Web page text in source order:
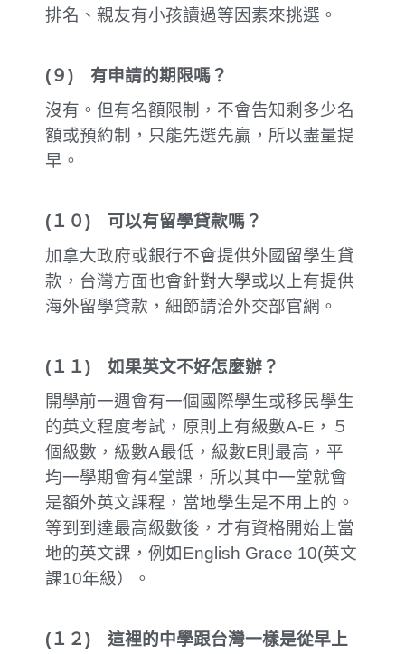
排名、親友有小孩讀過等因素來挑選。
(９) 有申請的期限嗎？
沒有。但有名額限制，不會告知剩多少名
額或預約制，只能先選先贏，所以盡量提
早。
(１０) 可以有留學貸款嗎？
加拿大政府或銀行不會提供外國留學生貸
款，台灣方面也會針對大學或以上有提供
海外留學貸款，細節請洽外交部官網。
(１１) 如果英文不好怎麼辦？
開學前一週會有一個國際學生或移民學生
的英文程度考試，原則上有級數A-E，５
個級數，級數A最低，級數E則最高，平
均一學期會有4堂課，所以其中一堂就會
是額外英文課程，當地學生是不用上的。
等到到達最高級數後，才有資格開始上當
地的英文課，例如English Grace 10(英文
課10年級）。
(１２) 這裡的中學跟台灣一樣是從早上